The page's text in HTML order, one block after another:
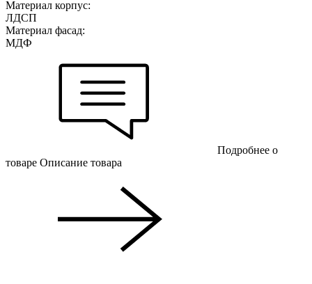
Материал корпус:
ЛДСП
Материал фасад:
МДФ
Подробнее о
товаре Описание товара